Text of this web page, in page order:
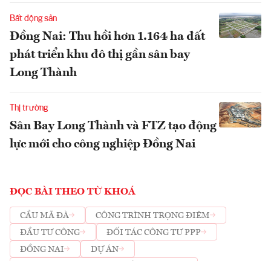
Bất động sản
Đồng Nai: Thu hồi hơn 1.164 ha đất
phát triển khu đô thị gần sân bay
Long Thành
Thị trường
Sân Bay Long Thành và FTZ tạo động
lực mới cho công nghiệp Đồng Nai
ĐỌC BÀI THEO TỪ KHOÁ
CẦU MÃ ĐÀ
CÔNG TRÌNH TRỌNG ĐIÊM
ĐẦU TƯ CÔNG
ĐỐI TÁC CÔNG TƯ PPP
ĐỒNG NAI
DỰ ÁN